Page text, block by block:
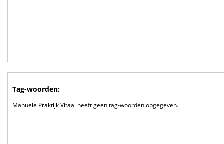
Tag-woorden:
Manuele Praktijk Vitaal heeft geen tag-woorden opgegeven.